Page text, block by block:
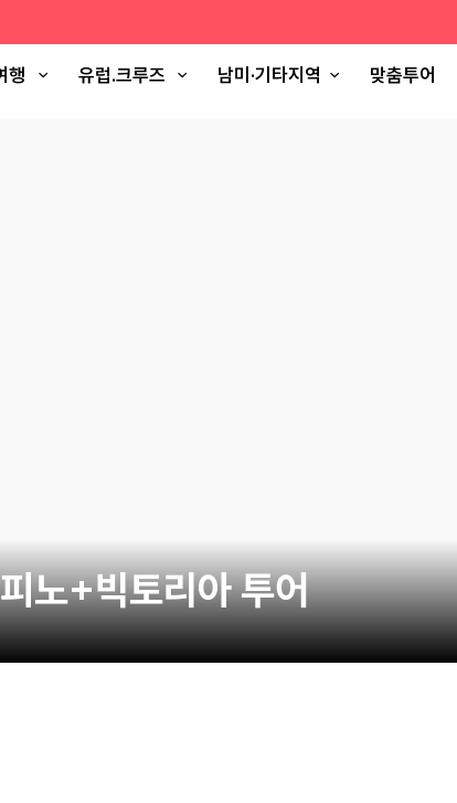
행 유럽.크루즈 남미·기타지역 맞춤투어
노+빅토리아 투어